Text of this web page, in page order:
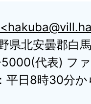
県北安曇郡白
代表) フ
平日8時30分か